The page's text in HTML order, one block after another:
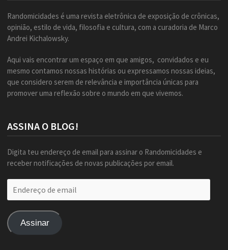
Randomicidades é uma revista eletrônica de exposição de crônicas,
opinião, estilo de vida, filosofia e cultura, com a curadoria de Marco
Andrei Kichalowsky.
Aqui vais encontrar um espaço em que amigos, convidados e eu
mesmo contamos nossas histórias ou expressamos nossas ideias,
que considero serem de relevância e importância únicas para
promover uma reflexão sobre o mundo em que vivemos.
ASSINA O BLOG!
Digita teu endereço de email para assinar o Randomicidades e
receber notificações de novas publicações por email.
de
Assinar